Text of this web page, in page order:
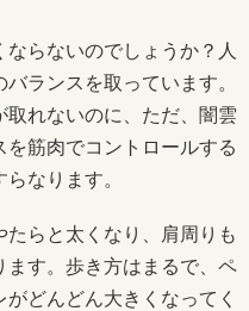
らないのでしょうか？人
ランスを取っています。
れないのに、ただ、闇雲
筋肉でコントロールする
なります。
らと太くなり、肩周りも
す。歩き方はまるで、ペ
どんどん大きくなってく